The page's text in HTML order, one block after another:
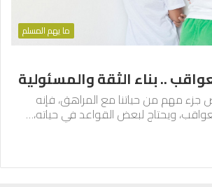
ما يهم المسلم
.. بناء الثقة والمسئولية
جزء مهم من حياتنا مع المراهق، فإنه
ويحتاج لبعض القواعد في حياته،…